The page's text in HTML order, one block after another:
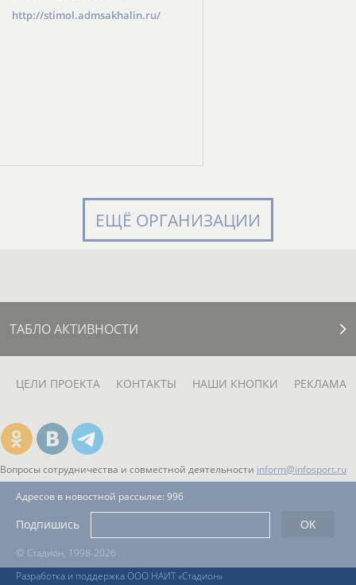
http://stimol.admsakhalin.ru/
ЕЩЁ ОРГАНИЗАЦИИ
ТАБЛО АКТИВНОСТИ
ЦЕЛИ ПРОЕКТА КОНТАКТЫ НАШИ КНОПКИ РЕКЛАМА
Вопросы сотрудничества и совместной деятельности inform@infosport.ru
© Стадион, 1998-2026
Разработка и поддержка ООО НАИТ «Стадион»
Адресов в новостной рассылке: 996
Подпишись